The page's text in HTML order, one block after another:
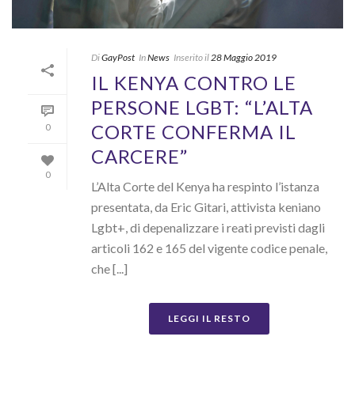
0
0
DiGayPost InNews Inserito il 28 Maggio 2019
IL KENYA CONTRO LE
PERSONE LGBT: “L’ALTA
CORTE CONFERMA IL
CARCERE”
L’Alta Corte del Kenya ha respinto l’istanza
presentata, da Eric Gitari, attivista keniano
Lgbt+, di depenalizzare i reati previsti dagli
articoli 162 e 165 del vigente codice penale,
che [...]
LEGGI IL RESTO